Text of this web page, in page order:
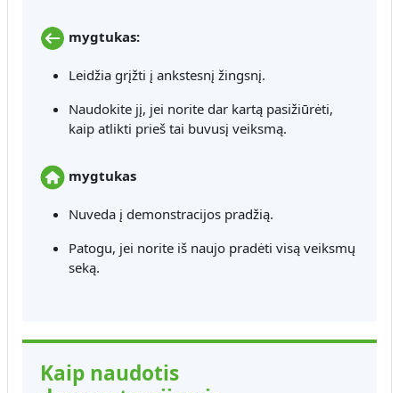
mygtukas:
Leidžia grįžti į ankstesnį žingsnį.
Naudokite jį, jei norite dar kartą pasižiūrėti,
kaip atlikti prieš tai buvusį veiksmą.
mygtukas
Nuveda į demonstracijos pradžią.
Patogu, jei norite iš naujo pradėti visą veiksmų
seką.
Kaip naudotis